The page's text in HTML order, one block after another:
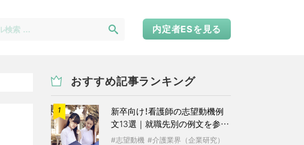
内定者ESを見る
おすすめ記事ランキング
1
新卒向け！看護師の志望動機例
文13選｜就職先別の例文を参考
に志望動機 介護業界（企業研究）